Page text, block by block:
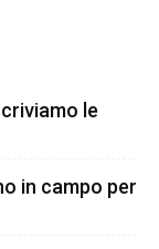
le
in campo per